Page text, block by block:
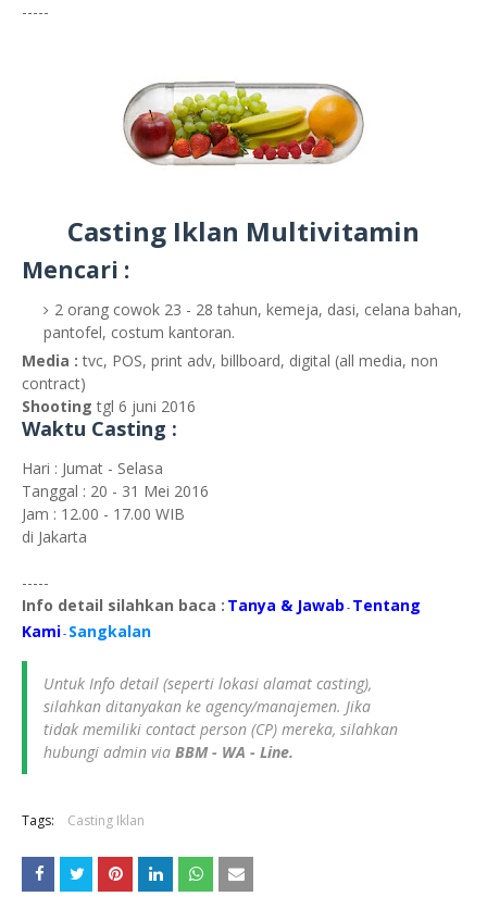
-----
Casting Iklan Multivitamin
Mencari :
2 orang cowok 23 - 28 tahun, kemeja, dasi, celana bahan,
pantofel, costum kantoran.
Media : tvc, POS, print adv, billboard, digital (all media, non
contract)
Shootingtgl 6 juni 2016
Waktu Casting :
Hari : Jumat - Selasa
Tanggal : 20 - 31 Mei 2016
Jam : 12.00 - 17.00 WIB
di Jakarta
-----
Info detail silahkan baca : Tanya & Jawab - Tentang
Kami - Sangkalan
Untuk Info detail (seperti lokasi alamat casting),
silahkan ditanyakan ke agency/manajemen. Jika
tidak memiliki contact person (CP) mereka, silahkan
hubungi admin via BBM - WA - Line.
Tags: Casting Iklan